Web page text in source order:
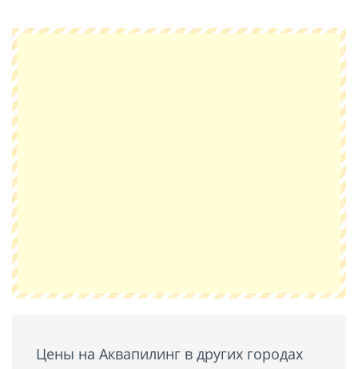
Цены на Аквапилинг в других городах